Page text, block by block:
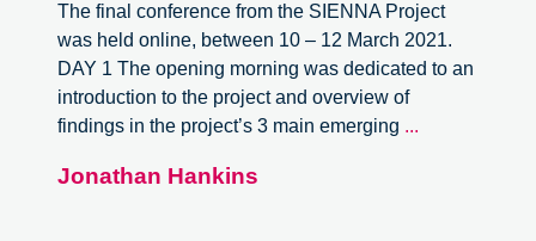
The final conference from the SIENNA Project
was held online, between 10 – 12 March 2021.
DAY 1 The opening morning was dedicated to an
introduction to the project and overview of
findings in the project’s 3 main emerging ...
Jonathan Hankins